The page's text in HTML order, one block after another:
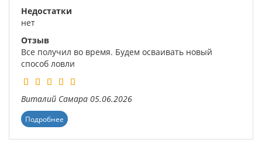
Недостатки
нет
Отзыв
Все получил во время. Будем осваивать новый
способ ловли
Виталий Самара 05.06.2026
Подробнее